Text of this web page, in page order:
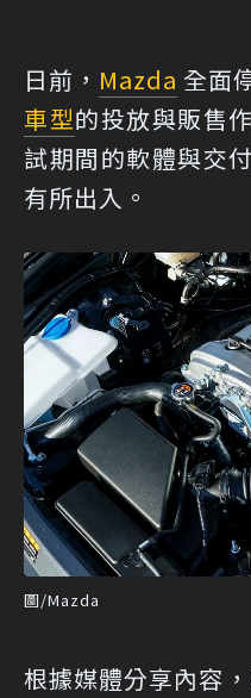
日前， Mazda 全面
車型的投放與販售
試期間的軟體與交付
有所出入。
圖/Mazda
根據媒體分享內容